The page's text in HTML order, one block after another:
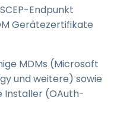
Endpunkt
Gerätezertifikate
MDMs (Microsoft
und weitere) sowie
Installer (OAuth-